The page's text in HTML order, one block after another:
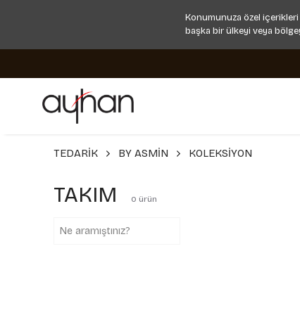
Konumunuza özel
başka bir ülkeyi veya
TEDARİK BY ASMİN KOLEKSİYON
TAKIM 0 ürün